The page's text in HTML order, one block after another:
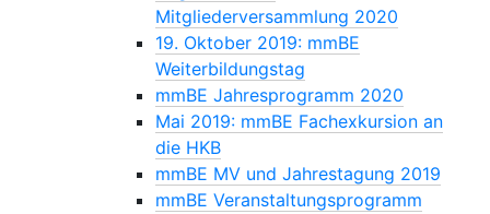
Mitgliederversammlung 2020
19. Oktober 2019: mmBE
Weiterbildungstag
mmBE Jahresprogramm 2020
Mai 2019: mmBE Fachexkursion an
die HKB
mmBE MV und Jahrestagung 2019
mmBE Veranstaltungsprogramm